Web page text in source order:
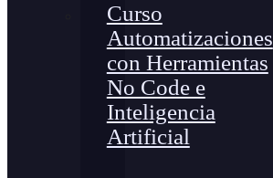
Curso
Automatizaciones
con Herramientas
No Code e
Inteligencia
Artificial